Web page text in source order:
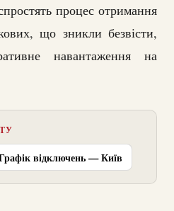
процес отримання
що зникли безвісти,
навантаження на
відключень — Київ